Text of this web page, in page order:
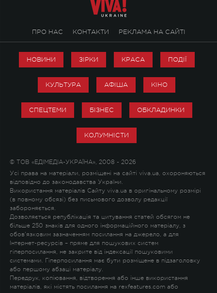
ПРО НАС КОНТАКТИ РЕКЛАМА НА САЙТІ
НОВИНИ ЗІРКИ КРАСА ПОДІЇ
КУЛЬТУРА АФІША КІНО
СПЕЦТЕМИ БІЗНЕС ОБКЛАДИНКИ
КОЛУМНІСТИ
© ТОВ «ЕДІМЕДІА-УКРАЇНА», 2008 - 2026
Усі права на матеріали, розміщені на сайті viva.ua, охороняються
відповідно до законодавства України.
Використання матеріалів Сайту viva.ua в оригінальному розмірі
(в повному обсязі) без письмового дозволу редакції
забороняється.
Дозволяється републікація та цитування статей обсягом не
більше 250 знаків для одного інформаційного матеріалу, з
обов'язковим зазначенням посилання на джерело, а для
Інтернет-ресурсів – пряме для пошукових систем
гіперпосилання, не закрите від індексації пошуковими
системами. Гіперпосилання має бути розміщене в підзаголовку
або першому абзаці матеріалу.
Передрук, копіювання, відтворення або інше використання
матеріалів, які містять посилання на rexfeatures.com або